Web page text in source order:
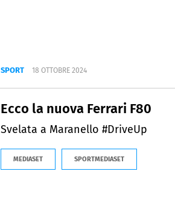
SPORT 18 OTTOBRE 2024
Ecco la nuova Ferrari F80
Svelata a Maranello #DriveUp
MEDIASET SPORTMEDIASET